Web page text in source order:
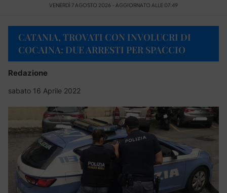
VENERDÌ 7 AGOSTO 2026 - AGGIORNATO ALLE 07:49
CATANIA, TROVATI CON INVOLUCRI DI
COCAINA: DUE ARRESTI PER SPACCIO
Redazione
sabato 16 Aprile 2022